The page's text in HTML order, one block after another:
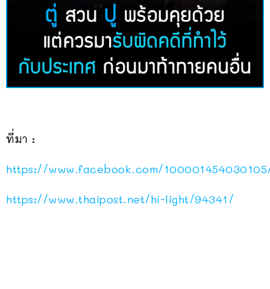
ที่มา :
https://www.facebook.com/
https://www.thaipost.net/hi-light/94341/